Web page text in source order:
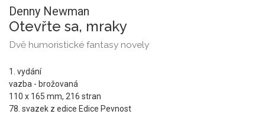
Denny Newman
Otevřte sa, mraky
Dvě humoristické fantasy novely
1. vydání
vazba - brožovaná
110 x 165 mm, 216 stran
78. svazek z edice Edice Pevnost